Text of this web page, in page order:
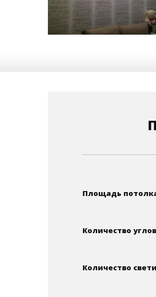
Площадь 17 м
Площадь
Количество углов
Количество